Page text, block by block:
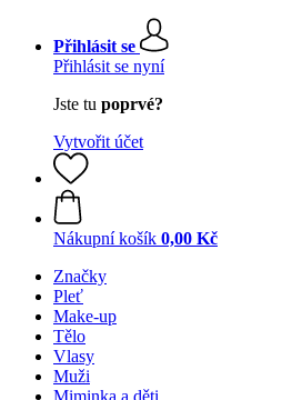
Přihlásit se
Přihlásit se nyní
Jste tu poprvé?
Vytvořit účet
Nákupní košík 0,00 Kč
Značky
Pleť
Make-up
Tělo
Vlasy
Muži
Miminka a děti